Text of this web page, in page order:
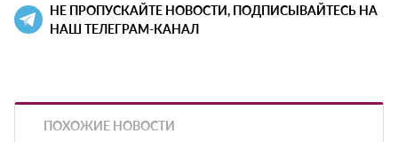
НЕ ПРОПУСКАЙТЕ НОВОСТИ, ПОДПИСЫВАЙТЕСЬ НА
НАШ ТЕЛЕГРАМ-КАНАЛ
ПОХОЖИЕ НОВОСТИ